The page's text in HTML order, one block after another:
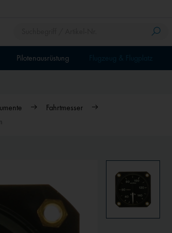
Pilotenausrüstung
Fahrtmesser